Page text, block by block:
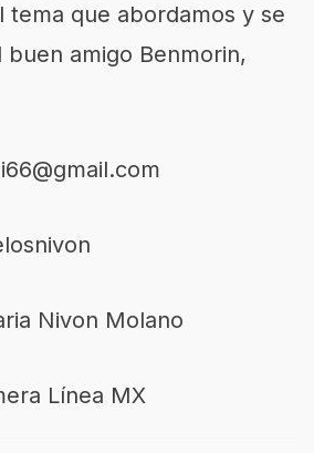
tema que abordamos y se
buen amigo Benmorin,
Nivon Molano
Línea MX